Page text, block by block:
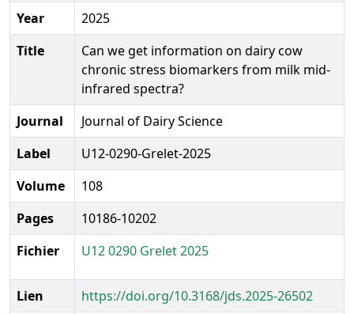
Year
2025
Title
Can we get information on dairy cow
chronic stress biomarkers from milk mid-
infrared spectra?
Journal
Journal of Dairy Science
Label
U12-0290-Grelet-2025
Volume
108
Pages
10186-10202
Fichier
U12 0290 Grelet 2025
Lien
https://doi.org/10.3168/jds.2025-26502